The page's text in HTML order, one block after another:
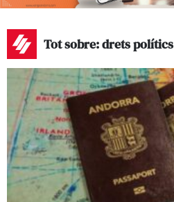
Tot sobre: drets polítics